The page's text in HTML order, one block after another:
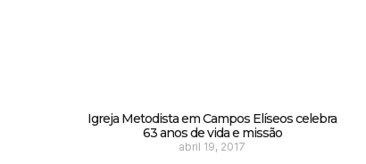
Igreja Metodista em Campos Elíseos celebra
63 anos de vida e missão
abril 19, 2017